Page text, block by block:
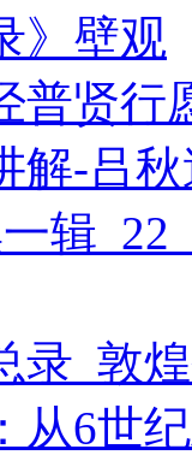
》壁观
普贤行
解-吕
辑
录_敦
从6世